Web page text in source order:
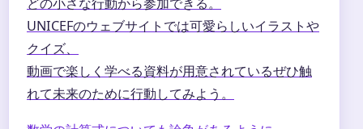
UNICEFのウェブサイトでは可愛らしいイラストや
クイズ、
動画で楽しく学べる資料が用意されているぜひ触
れて未来のために行動してみよう。